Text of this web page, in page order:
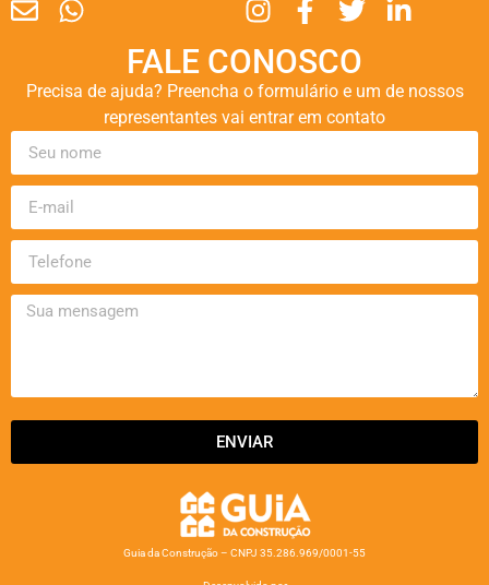
FALE CONOSCO
Precisa de ajuda? Preencha o formulário e um de nossos
representantes vai entrar em contato
ENVIAR
Guia da Construção – CNPJ 35.286.969/0001-55